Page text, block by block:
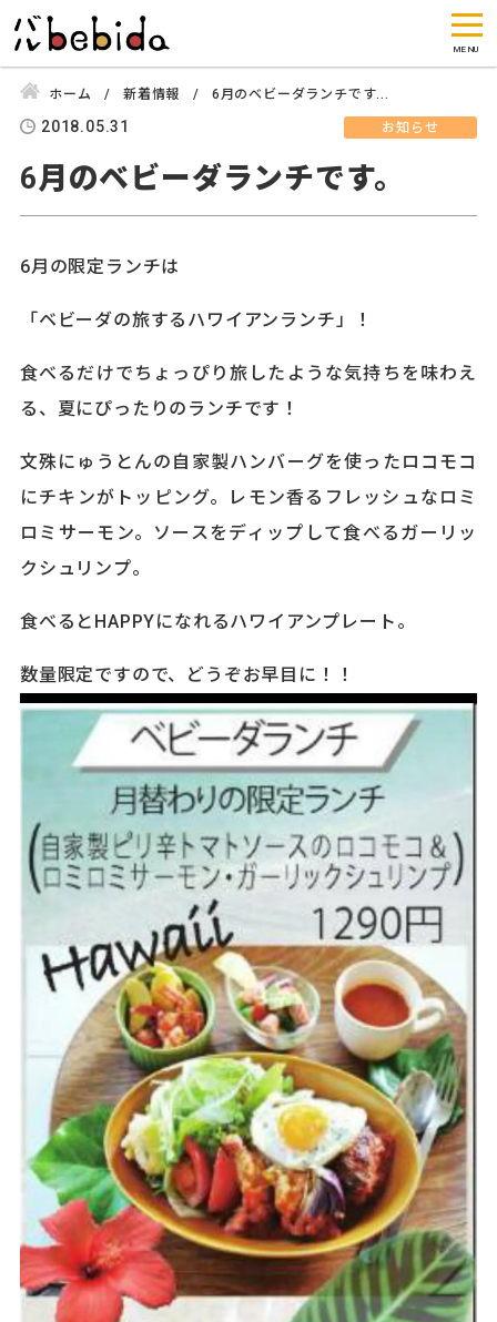
ホーム 新着情報 6月のベビーダランチです...
2018.05.31 お知らせ
6月のベビーダランチです。
6月の限定ランチは
「ベビーダの旅するハワイアンランチ」！
食べるだけでちょっぴり旅したような気持ちを味わえ
る、夏にぴったりのランチです！
文殊にゅうとんの自家製ハンバーグを使ったロコモコ
にチキンがトッピング。レモン香るフレッシュなロミ
ロミサーモン。ソースをディップして食べるガーリッ
クシュリンプ。
食べるとHAPPYになれるハワイアンプレート。
数量限定ですので、どうぞお早目に！！